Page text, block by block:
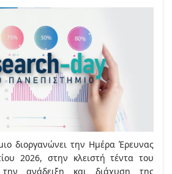
διοργανώνει την Ημέρα Έρευνας
2026, στην κλειστή τέντα του
ανάδειξη και διάχυση της